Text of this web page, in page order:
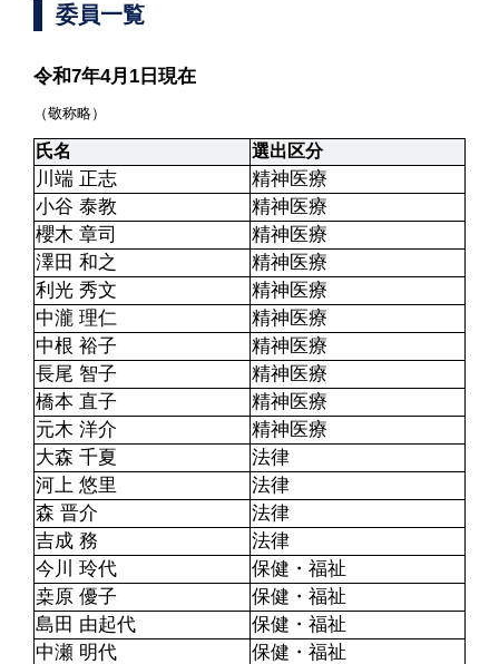
委員一覧
令和7年4月1日現在
（敬称略）
氏名 選出区分
川端 正志
精神医療
小谷 泰教
精神医療
櫻木 章司
精神医療
澤田 和之
精神医療
利光 秀文
精神医療
中瀧 理仁
精神医療
中根 裕子
精神医療
長尾 智子
精神医療
橋本 直子
精神医療
元木 洋介
精神医療
大森 千夏
法律
河上 悠里
法律
森 晋介
法律
吉成 務
法律
今川 玲代
保健・福祉
桒原 優子
保健・福祉
島田 由起代
保健・福祉
中瀬 明代
保健・福祉